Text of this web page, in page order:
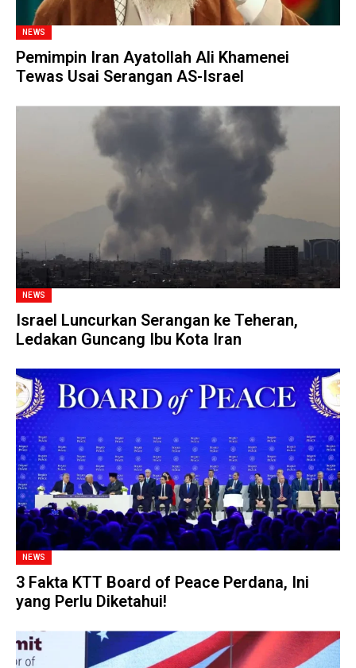
NEWS
Pemimpin Iran Ayatollah Ali Khamenei
Tewas Usai Serangan AS-Israel
NEWS
Israel Luncurkan Serangan ke Teheran,
Ledakan Guncang Ibu Kota Iran
NEWS
3 Fakta KTT Board of Peace Perdana, Ini
yang Perlu Diketahui!